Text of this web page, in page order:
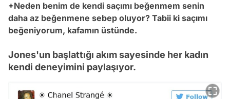
+Neden benim de kendi saçımı beğenmem senin
daha az beğenmene sebep oluyor? Tabii ki saçımı
beğeniyorum, kafamın üstünde.
Jones'un başlattığı akım sayesinde her kadın
kendi deneyimini paylaşıyor.